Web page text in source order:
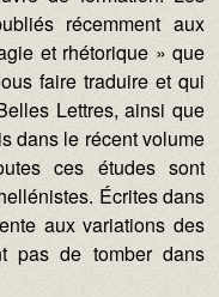
récemment aux
et rhétorique » que
faire traduire et qui
Lettres, ainsi que
dans le récent volume
ces études sont
Écrites dans
aux variations des
pas de tomber dans